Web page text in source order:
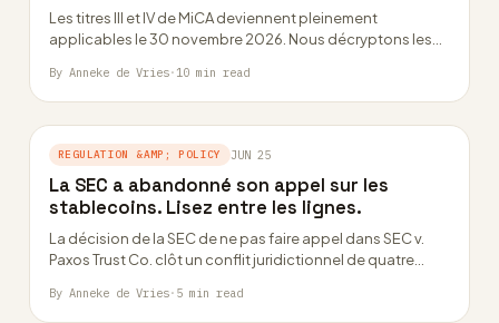
Les titres III et IV de MiCA deviennent pleinement
applicables le 30 novembre 2026. Nous décryptons les
By Anneke de Vries· 10 min read
REGULATION &AMP; POLICY JUN 25
La SEC a abandonné son appel sur les
stablecoins. Lisez entre les lignes.
La décision de la SEC de ne pas faire appel dans SEC v.
Paxos Trust Co. clôt un conflit juridictionnel de quatre…
By Anneke de Vries· 5 min read